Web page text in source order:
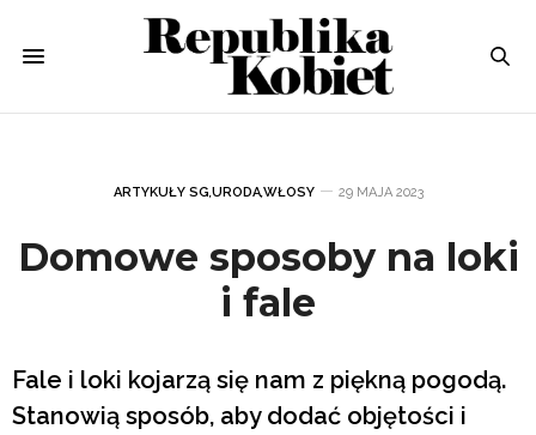
ARTYKUŁY SG,URODA,WŁOSY 29 MAJA 2023
Domowe sposoby na loki
i fale
Fale i loki kojarzą się nam z piękną pogodą.
Stanowią sposób, aby dodać objętości i